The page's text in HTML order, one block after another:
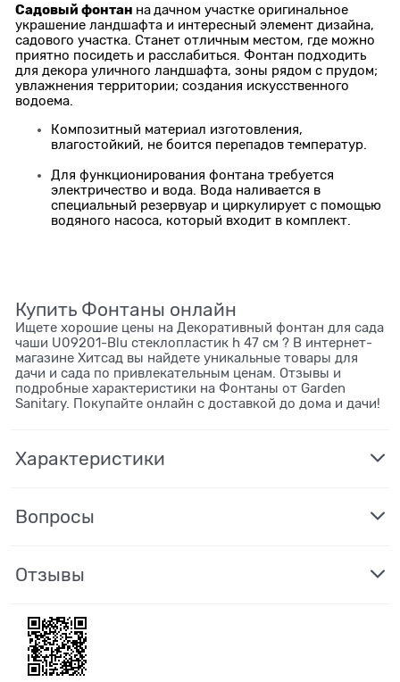
Садовый фонтан на дачном участке оригинальное
украшение ландшафта и интересный элемент дизайна,
садового участка. Станет отличным местом, где можно
приятно посидеть и расслабиться. Фонтан подходить
для декора уличного ландшафта, зоны рядом с прудом;
увлажнения территории; создания искусственного
водоема.
Композитный материал изготовления,
влагостойкий, не боится перепадов температур.
Для функционирования фонтана требуется
электричество и вода. Вода наливается в
специальный резервуар и циркулирует с помощью
водяного насоса, который входит в комплект.
Купить Фонтаны онлайн
Ищете хорошие цены на Декоративный фонтан для сада
чаши U09201-Blu стеклопластик h 47 см ? В интернет-
магазине Хитсад вы найдете уникальные товары для
дачи и сада по привлекательным ценам. Отзывы и
подробные характеристики на Фонтаны от Garden
Sanitary. Покупайте онлайн с доставкой до дома и дачи!
Характеристики
Вопросы
Отзывы